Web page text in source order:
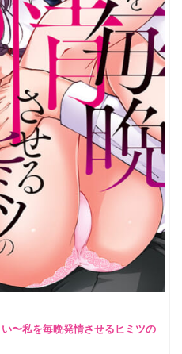
〜私を毎晩発情させるヒミツの